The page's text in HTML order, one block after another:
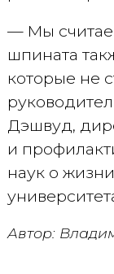
— Мы
шпината
которые не
Дэшвуд,
и
наук о
Автор: